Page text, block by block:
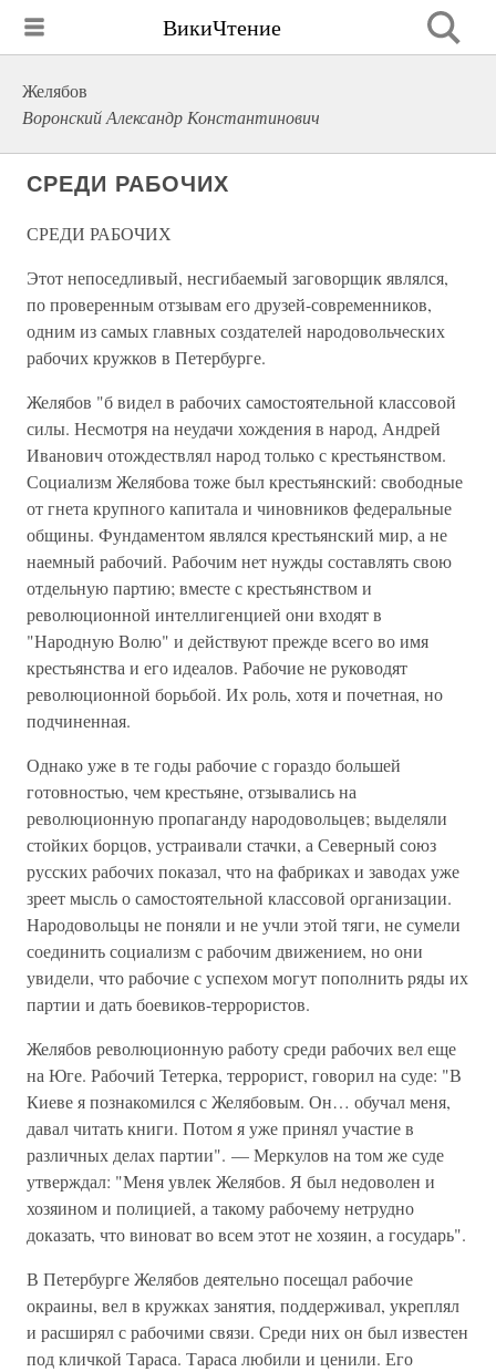
ВикиЧтение
Желябов
Воронский Александр Константинович
СРЕДИ РАБОЧИХ
СРЕДИ РАБОЧИХ
Этот непоседливый, несгибаемый заговорщик являлся,
по проверенным отзывам его друзей-современников,
одним из самых главных создателей народовольческих
рабочих кружков в Петербурге.
Желябов "б видел в рабочих самостоятельной классовой
силы. Несмотря на неудачи хождения в народ, Андрей
Иванович отождествлял народ только с крестьянством.
Социализм Желябова тоже был крестьянский: свободные
от гнета крупного капитала и чиновников федеральные
общины. Фундаментом являлся крестьянский мир, а не
наемный рабочий. Рабочим нет нужды составлять свою
отдельную партию; вместе с крестьянством и
революционной интеллигенцией они входят в
"Народную Волю" и действуют прежде всего во имя
крестьянства и его идеалов. Рабочие не руководят
революционной борьбой. Их роль, хотя и почетная, но
подчиненная.
Однако уже в те годы рабочие с гораздо большей
готовностью, чем крестьяне, отзывались на
революционную пропаганду народовольцев; выделяли
стойких борцов, устраивали стачки, а Северный союз
русских рабочих показал, что на фабриках и заводах уже
зреет мысль о самостоятельной классовой организации.
Народовольцы не поняли и не учли этой тяги, не сумели
соединить социализм с рабочим движением, но они
увидели, что рабочие с успехом могут пополнить ряды их
партии и дать боевиков-террористов.
Желябов революционную работу среди рабочих вел еще
на Юге. Рабочий Тетерка, террорист, говорил на суде: "В
Киеве я познакомился с Желябовым. Он… обучал меня,
давал читать книги. Потом я уже принял участие в
различных делах партии". — Меркулов на том же суде
утверждал: "Меня увлек Желябов. Я был недоволен и
хозяином и полицией, а такому рабочему нетрудно
доказать, что виноват во всем этот не хозяин, а государь".
В Петербурге Желябов деятельно посещал рабочие
окраины, вел в кружках занятия, поддерживал, укреплял
и расширял с рабочими связи. Среди них он был известен
под кличкой Тараса. Тараса любили и ценили. Его